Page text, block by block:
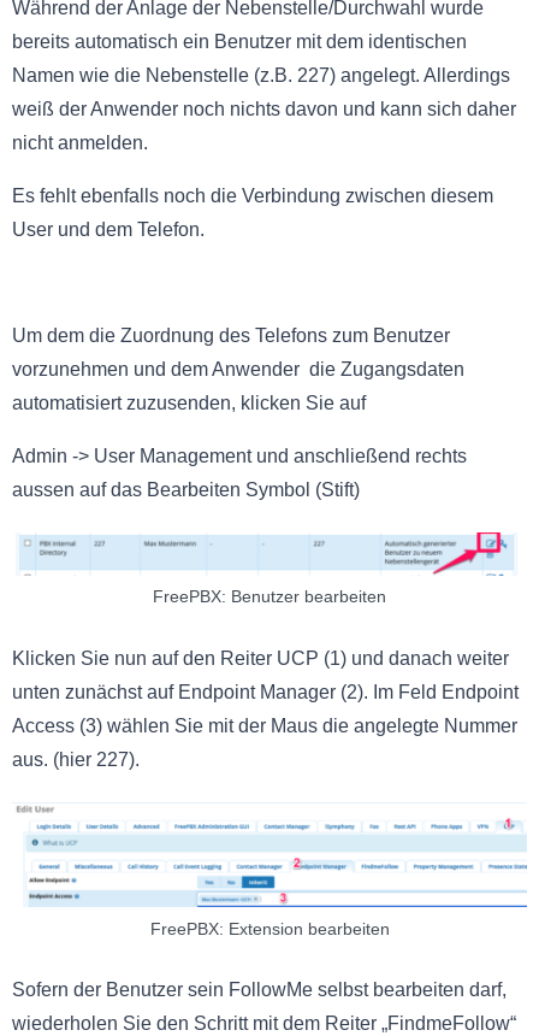
Während der Anlage der Nebenstelle/Durchwahl wurde
bereits automatisch ein Benutzer mit dem identischen
Namen wie die Nebenstelle (z.B. 227) angelegt. Allerdings
weiß der Anwender noch nichts davon und kann sich daher
nicht anmelden.
Es fehlt ebenfalls noch die Verbindung zwischen diesem
User und dem Telefon.
Um dem die Zuordnung des Telefons zum Benutzer
vorzunehmen und dem Anwender die Zugangsdaten
automatisiert zuzusenden, klicken Sie auf
Admin -> User Management und anschließend rechts
aussen auf das Bearbeiten Symbol (Stift)
FreePBX: Benutzer bearbeiten
Klicken Sie nun auf den Reiter UCP (1) und danach weiter
unten zunächst auf Endpoint Manager (2). Im Feld Endpoint
Access (3) wählen Sie mit der Maus die angelegte Nummer
aus. (hier 227).
FreePBX: Extension bearbeiten
Sofern der Benutzer sein FollowMe selbst bearbeiten darf,
wiederholen Sie den Schritt mit dem Reiter „FindmeFollow“